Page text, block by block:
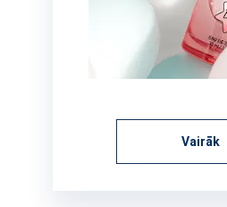
Vairāk